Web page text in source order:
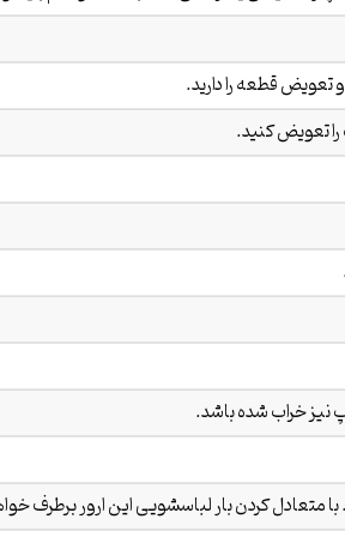
قطعه را دارید.
خراب شده باشد.
کردن بار لباسشویی این ارور برطرف